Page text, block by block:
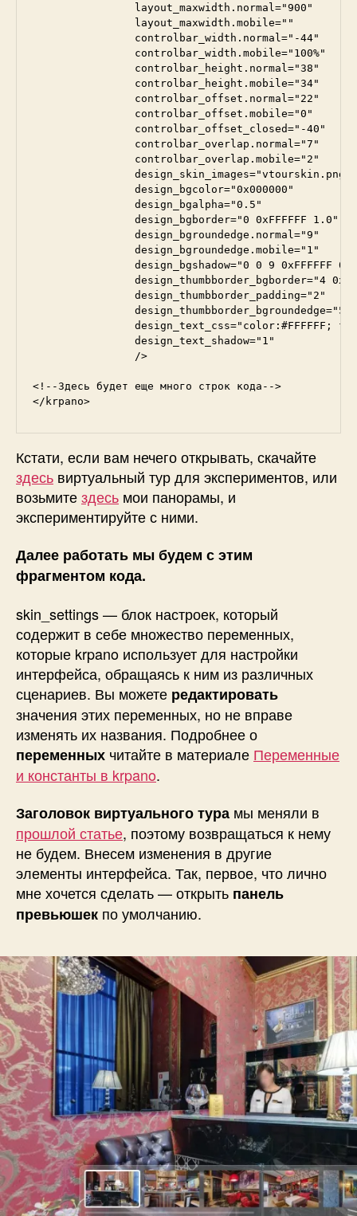
                layout_maxwidth.normal="900"
                layout_maxwidth.mobile=""
                controlbar_width.normal="-44"
                controlbar_width.mobile="100%"
                controlbar_height.normal="38"
                controlbar_height.mobile="34"
                controlbar_offset.normal="22"
                controlbar_offset.mobile="0"
                controlbar_offset_closed="-40"
                controlbar_overlap.normal="7"
                controlbar_overlap.mobile="2"
                design_skin_images="vtourskin.png"
                design_bgcolor="0x000000"
                design_bgalpha="0.5"
                design_bgborder="0 0xFFFFFF 1.0"
                design_bgroundedge.normal="9"
                design_bgroundedge.mobile="1"
design_bgshadow="0 0 9 0xFFFFFF
design_thumbborder_bgborder="4
                design_thumbborder_padding="2"
                design_thumbborder_bgroundedge="5"
design_text_css="color:#FFFFFF;
                design_text_shadow="1"
                />
<!--Здесь будет еще много строк кода-->
Кстати, если вам нечего открывать, скачайте
здесь виртуальный тур для экспериментов, или
возьмитездесь мои панорамы, и
экспериментируйте с ними.
Далее работать мы будем с этим
фрагментом кода.
skin_settings— блок настроек, который
содержит в себе множество переменных,
которые krpano использует для настройки
интерфейса, обращаясь к ним из различных
сценариев. Вы можете редактировать
значения этих переменных, но не вправе
изменять их названия. Подробнее о
переменных читайте в материале Переменные
и константы в krpano.
Заголовок виртуального тура мы меняли в
прошлой статье, поэтому возвращаться к нему
не будем. Внесем изменения в другие
элементы интерфейса. Так, первое, что лично
мне хочется сделать — открыть панель
превьюшек по умолчанию.